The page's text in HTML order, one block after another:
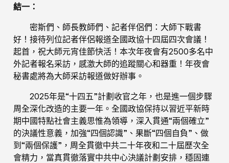
結一：
密斯們、師長教師們、記者伴侶們：大師下戰書
好！接待列位記者伴侶報道全國政協十四屆四次會議！
起首，祝大師元宵佳節快活！本次年夜會有2500多名中
外記者報名采訪，感激大師的追蹤關心和器重！年夜會
秘書處將為大師采訪報道做好辦事。
2025年是“十四五”計劃收官之年，也是進一個步驟
周全深化改造的主要一年。全國政協保持以習近平新時
期中國特點社會主義思惟為領導，深入貫通“兩個確立”
的決議性意義，加強“四個認識”、果斷“四個自負”、做
到“兩個保護”，周全貫徹中共二十年夜和二十屆歷次全
會精力，當真貫徹落實中共中心決議計劃安排，穩固連